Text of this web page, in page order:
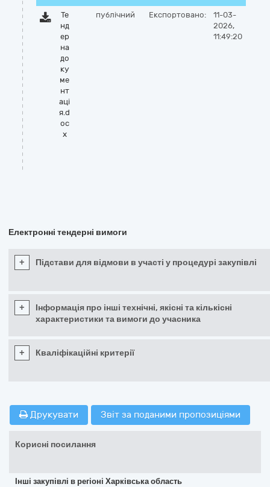
Те
нд
ер
на
до
ку
ме
нт
аці
я.d
oc
x
публічний Експортовано:
11-03-
2026,
11:49:20
Електронні тендерні вимоги
+ Підстави для відмови в участі у процедурі закупівлі
+
Інформація про інші технічні, якісні та кількісні
характеристики та вимоги до учасника
+ Кваліфікаційні критерії
Друкувати Звіт за поданими пропозиціями
Корисні посилання
Інші закупівлі в регіоні Харківська область